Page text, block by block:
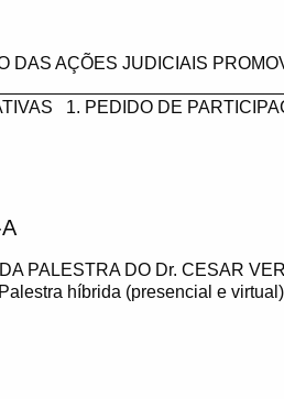
DAS AÇÕES JUDICIAIS
1. PEDIDO DE
PALESTRA DO Dr. CESAR
híbrida (presencial e